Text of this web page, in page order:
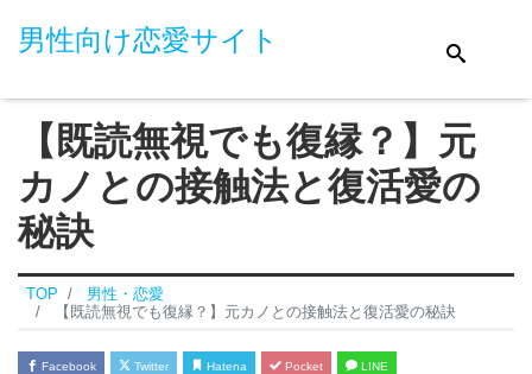
男性向け恋愛サイト
【既読無視でも復縁？】元
カノとの接触法と復活愛の
秘訣
TOP
男性・恋愛
【既読無視でも復縁？】元カノとの接触法と復活愛の秘訣
Facebook Twitter Hatena Pocket LINE